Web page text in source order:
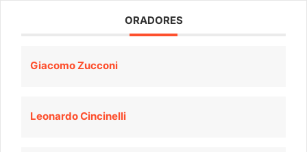
ORADORES
Giacomo Zucconi
Leonardo Cincinelli